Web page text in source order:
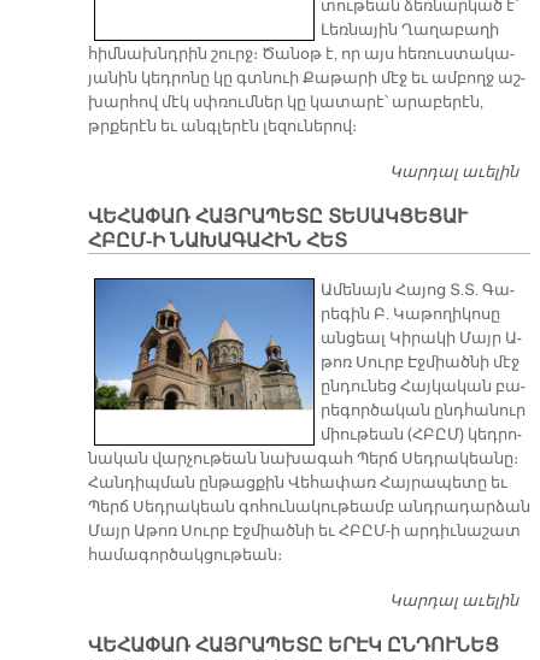
տու­թեան ձեռ­նար­կած է՝
Լեռ­նա­յին Ղա­ղա­բա­ղի
հիմ­նախնդ­րին շուրջ։ Ծա­նօթ է, որ այս հե­ռուս­տա­կա­
յա­նին կեդ­րո­նը կը գտնուի Քա­թա­րի մէջ եւ ամ­բողջ աշ­
խար­հով մէկ սփռում­ներ կը կա­տա­րէ՝ ա­րա­բե­րէն,
թրքե­րէն եւ անգ­լե­րէն լե­զու­նե­րով։
Կարդալ աւելին
ՎԵՀԱՓԱՌ ՀԱՅՐԱՊԵՏԸ ՏԵՍԱԿՑԵՑԱՒ
ՀԲԸՄ-Ի ՆԱԽԱԳԱՀԻՆ ՀԵՏ
Ա­մե­նայն Հա­յոց Տ.Տ. Գա­
րե­գին Բ. Կա­թո­ղի­կո­սը
ան­ցեալ Կի­րա­կի Մայր Ա­
թոռ Սուրբ Էջ­միած­նի մէջ
ըն­դու­նեց Հայ­կա­կան բա­
րե­գոր­ծա­կան ընդ­հա­նուր
միու­թեան (ՀԲԸՄ) կեդ­րո­
նա­կան վար­չու­թեան նա­խա­գահ Պերճ Սեդ­րա­կեա­նը։
Հան­դիպ­ման ըն­թաց­քին Վե­հա­փառ Հայ­րա­պե­տը եւ
Պերճ Սեդ­րա­կեան գո­հու­նա­կու­թեամբ անդ­րա­դար­ձան
Մայր Ա­թոռ Սուրբ Էջ­միած­նի եւ ՀԲԸՄ-ի ար­դիւ­նա­շատ
հա­մա­գոր­ծակ­ցու­թեան։
Կարդալ աւելին
ՎԵՀԱՓԱՌ ՀԱՅՐԱՊԵՏԸ ԵՐԷԿ ԸՆԴՈՒՆԵՑ